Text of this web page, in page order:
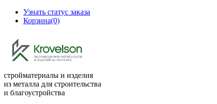
Узнать статус заказа
Корзина(0)
стройматериалы и изделия
из металла для строительства
и благоустройства